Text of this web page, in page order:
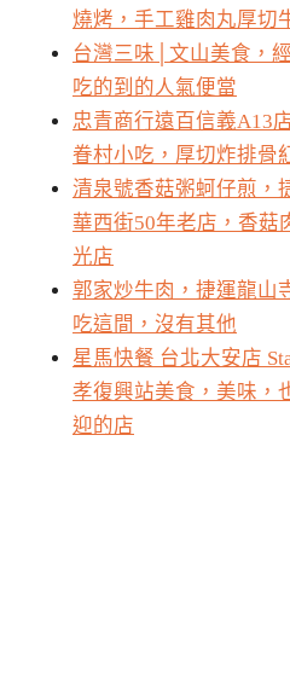
燒烤，手工雞肉丸厚切
台灣三味│文山美食，
吃的到的人氣便當
忠青商行遠百信義A13
眷村小吃，厚切炸排骨
清泉號香菇粥蚵仔煎，
華西街50年老店，香菇
光店
郭家炒牛肉，捷運龍山
吃這間，沒有其他
星馬快餐 台北大安店
孝復興站美食，美味，
迎的店